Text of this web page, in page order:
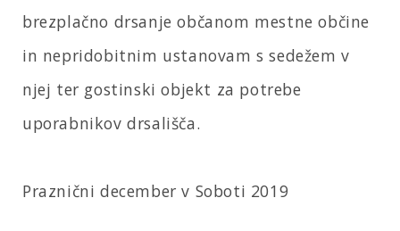
brezplačno drsanje občanom mestne občine
in nepridobitnim ustanovam s sedežem v
njej ter gostinski objekt za potrebe
uporabnikov drsališča.
Praznični december v Soboti 2019